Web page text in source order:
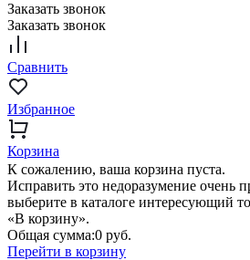
Заказать звонок
Заказать звонок
Сравнить
Избранное
Корзина
К сожалению, ваша корзина пуста.
Исправить это недоразумение очень
выберите в каталоге интересующий
«В корзину».
Общая сумма:0 руб.
Перейти в корзину